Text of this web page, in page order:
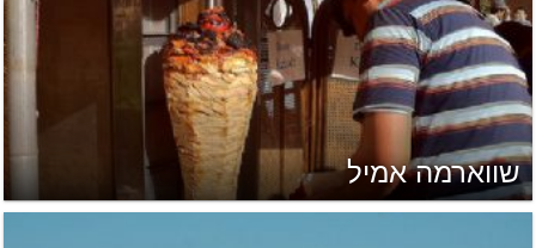
שווארמה אמיל